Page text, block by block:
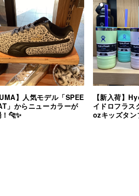
】人気モデル「SPEE
」からニューカラーが
🐆✨
【新入荷】
イドロフラス
ozキッズタン